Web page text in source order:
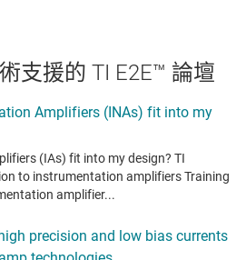
支援的 TI E2E™ 論壇